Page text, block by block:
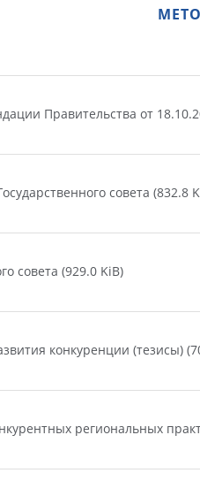
Правительства от
совета (832.8
совета (929.0 KiB)
конкуренции (тезисы)
региональных